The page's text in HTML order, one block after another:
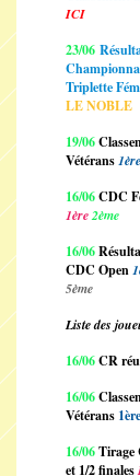
ICI
23/06
Triplette
LE NOBLE
19/06
Vétérans1ère
16/06CDC
1ère2ème
16/06
CDC Open
5ème
Liste des
16/06CR
16/06
Vétérans 1ère
16/06Tirage
et 1/2 finales